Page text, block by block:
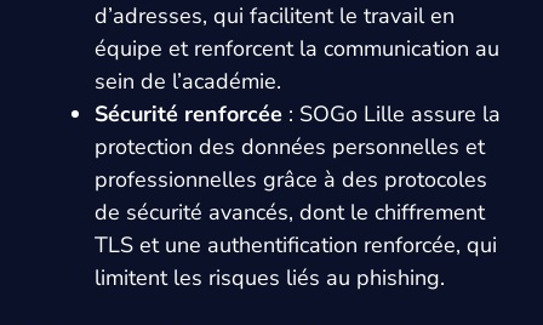
d’adresses, qui facilitent le travail en
équipe et renforcent la communication au
sein de l’académie.
Sécurité renforcée : SOGo Lille assure la
protection des données personnelles et
professionnelles grâce à des protocoles
de sécurité avancés, dont le chiffrement
TLS et une authentification renforcée, qui
limitent les risques liés au phishing.